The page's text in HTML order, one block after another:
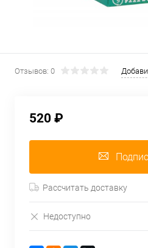
Отзывов: 0
520 ₽
Рассчитать доставку
Недоступно